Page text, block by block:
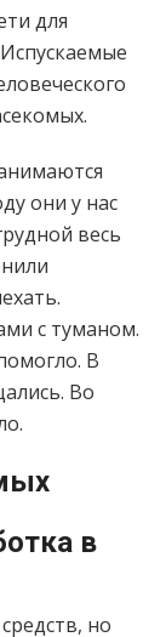
для
они у нас
весь
с туманом.
В
Во
в
но